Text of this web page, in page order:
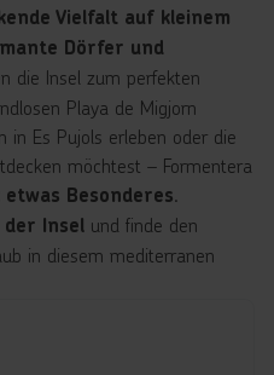
Vielfalt auf kleinem
Dörfer und
die Insel zum perfekten
Playa de Migjorn
in Es Pujols erleben oder die
möchtest – Formentera
Besonderes.
Insel und finde den
in diesem mediterranen